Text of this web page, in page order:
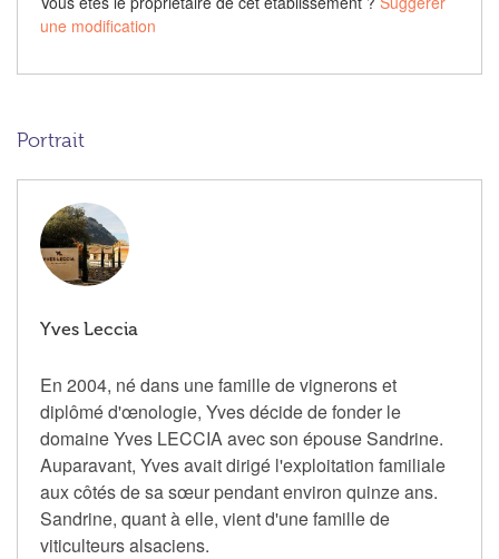
une modification
Portrait
Yves Leccia
En 2004, né dans une famille de vignerons et
diplômé d'œnologie, Yves décide de fonder le
domaine Yves LECCIA avec son épouse Sandrine.
Auparavant, Yves avait dirigé l'exploitation familiale
aux côtés de sa sœur pendant environ quinze ans.
Sandrine, quant à elle, vient d'une famille de
viticulteurs alsaciens.